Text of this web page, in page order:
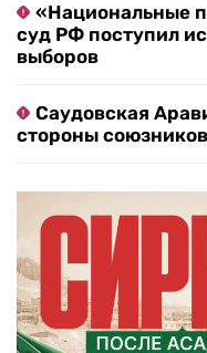
«Национальные
суд РФ поступил
выборов
Саудовская
стороны